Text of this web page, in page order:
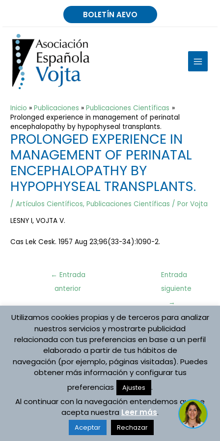
BOLETÍN AEVO
MAIN
Inicio Publicaciones
Publicaciones Científicas
Prolonged experience in management of perinatal
encephalopathy by hypophyseal transplants.
PROLONGED EXPERIENCE IN
MANAGEMENT OF PERINATAL
ENCEPHALOPATHY BY
HYPOPHYSEAL TRANSPLANTS.
/Artículos Científicos,Publicaciones Científicas / PorVojta
LESNY I, VOJTA V.
Cas Lek Cesk. 1957 Aug 23;96(33-34):1090-2.
Navegación
entradas
← Entrada
anterior
Entrada
siguiente
→
Protección de datos
Aviso Legal
Política de cookies
Registro de Actividades
Copyright © 2026 Asociación Española Vojta
Desarrollado por Asociación Española Vojta
Utilizamos cookies propias y de terceros para analizar
nuestros servicios y mostrarte publicidad
relacionada con tus preferencias en base a un perfil
elaborado a partir de tus hábitos de
navegación (por ejemplo, páginas visitadas). Puedes
obtener más información y configurar tus
preferencias
Ajustes
.
Al continuar con la navegación entendemos que se
acepta nuestra Leer más.
Aceptar Rechazar